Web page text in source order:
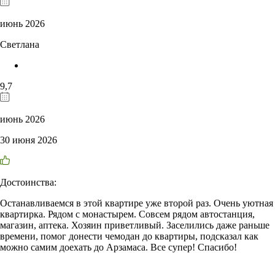
июнь 2026
Светлана
9,7
июнь 2026
30 июня 2026
Достоинства:
Останавливаемся в этой квартире уже второй раз. Очень уютная
квартирка. Рядом с монастырем. Совсем рядом автостанция,
магазин, аптека. Хозяин приветливый. Заселились даже раньше
времени, помог донести чемодан до квартиры, подсказал как
можно самим доехать до Арзамаса. Все супер! Спасибо!